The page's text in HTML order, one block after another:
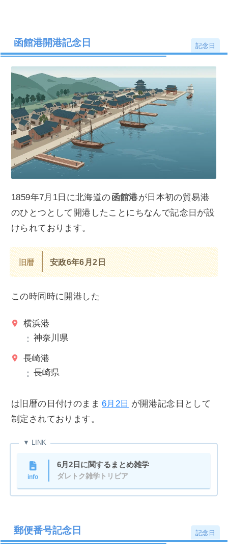
函館港開港記念日 記念日
1859年7月1日に北海道の函館港が日本初の貿易港
のひとつとして開港したことにちなんで記念日が設
けられております。
旧暦 安政6年6月2日
この時同時に開港した
横浜港
神奈川県
長崎港
長崎県
は旧暦の日付けのまま 6月2日 が開港記念日として
制定されております。
info
6月2日に関するまとめ雑学
ダレトク雑学トリビア
郵便番号記念日 記念日